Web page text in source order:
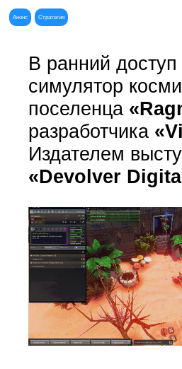
Анонс Стратегия
В ранний
симулятор
поселенца
разработчика
Издателем
«Devolver